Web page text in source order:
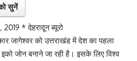
सुनें
2019 * देहरादून ब्यूरो
जागेश्वर को उत्तराखंड में देश का पहला
जोन बनाने जा रही है। इसके लिए विश्व